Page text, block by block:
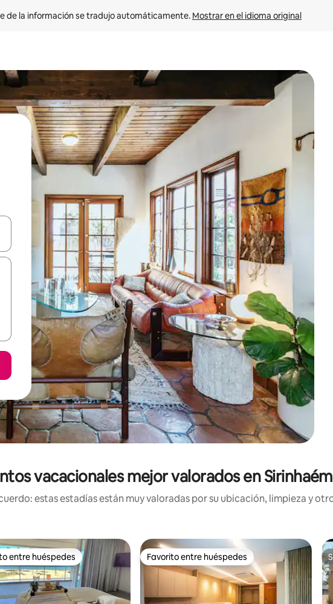
de la información se tradujo automáticamente. Mostrar en el idioma original
las teclas de flecha hacia arriba y hacia abajo o explora con el tacto o desliza el
vacacionales mejor valorados en Sirinhaém
estas estadías están muy valoradas por su ubicación, limpieza y
huéspedes preferido
entre huéspedes Favorito entre huéspedes
Favorito entre huéspedes